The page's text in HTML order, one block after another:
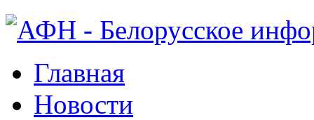
Главная
Новости